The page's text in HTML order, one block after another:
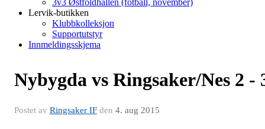
Lervik-butikken
Klubbkolleksjon
Supportutstyr
Innmeldingsskjema
Nybygda vs Ringsaker/Nes 2 -
Postet av Ringsaker IF den 4. aug 2015